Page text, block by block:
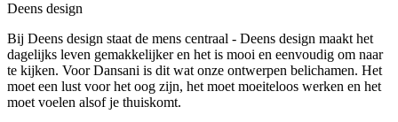
Deens design
Bij Deens design staat de mens centraal - Deens design maakt het
dagelijks leven gemakkelijker en het is mooi en eenvoudig om naar
te kijken. Voor Dansani is dit wat onze ontwerpen belichamen. Het
moet een lust voor het oog zijn, het moet moeiteloos werken en het
moet voelen alsof je thuiskomt.